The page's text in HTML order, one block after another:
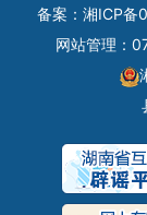
备案： 湘ICP备
网站管理：